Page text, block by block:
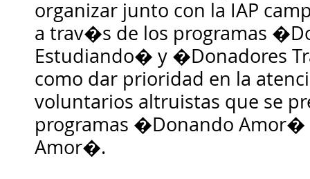
organizar junto con la IAP
a trav�s de los programas
Estudiando� y �Donadores
como dar prioridad en la
voluntarios altruistas que se
programas �Donando
Amor�.